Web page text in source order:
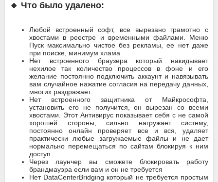
🔹 Что было удалено:
Любой встроенный софт, все вырезано грамотно с
хвостами в реестре и временными файлами. Меню
Пуск максимально чистое без рекламы, ее нет даже
при поиске, минимум хлама
Нет встроенного браузера который накидывает
нехилое так количество процессов в фоне и его
желание постоянно подключить аккаунт и навязывать
вам случайное нажатие согласия на передачу данных,
многих раздражает.
Нет встроенного защитника от Майкрософта,
установить его не получится, он вырезан со всеми
хвостами. Этот Антивирус показывает себя с не самой
хорошей стороны, сильно нагружает систему,
постоянно онлайн проверяет все и вся, удаляет
практически любые загружаемые файлы и не дает
нормально перемещаться по сайтам блокируя к ним
доступ
Через лаунчер вы сможете блокировать работу
брандмауэра если вам и он не требуется
Нет DataCenterBridging который не требуется простым